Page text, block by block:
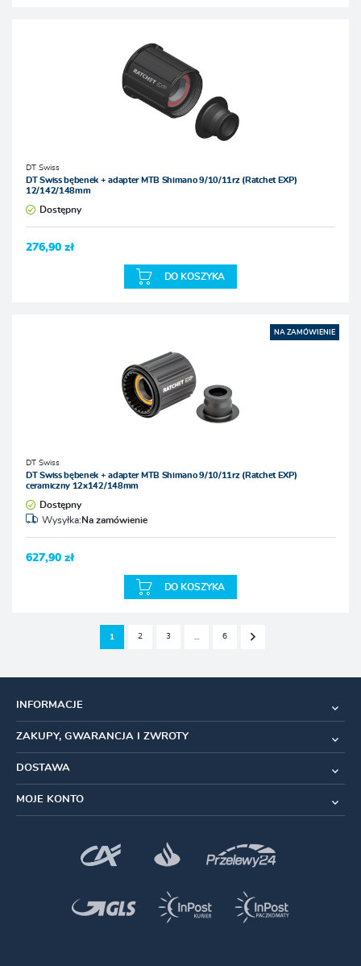
DT Swiss
DT Swiss bębenek + adapter MTB Shimano 9/10/11rz (Ratchet EXP)
12/142/148mm
Dostępny
276,90 zł
DO KOSZYKA
NA ZAMÓWIENIE
DT Swiss
DT Swiss bębenek + adapter MTB Shimano 9/10/11rz (Ratchet EXP)
ceramiczny 12x142/148mm
Dostępny
Wysyłka: Na zamówienie
627,90 zł
DO KOSZYKA
1 2 3 6
INFORMACJE
ZAKUPY, GWARANCJA I ZWROTY
DOSTAWA
MOJE KONTO